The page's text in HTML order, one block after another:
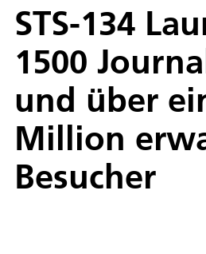
STS-134
1500
und über
Million
Besucher